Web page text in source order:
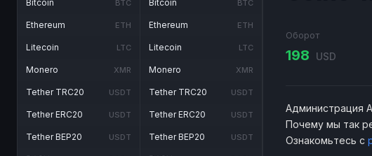
Bitcoin BTC
Ethereum ETH
Litecoin LTC
Monero XMR
Tether TRC20 USDT
Tether ERC20 USDT
Tether BEP20 USDT
Bitcoin BTC
Ethereum ETH
Litecoin LTC
Monero XMR
Tether TRC20 USDT
Tether ERC20 USDT
Tether BEP20 USDT
Оборот
198 USD
Администрация
Почему мы так
Ознакомьтесь с